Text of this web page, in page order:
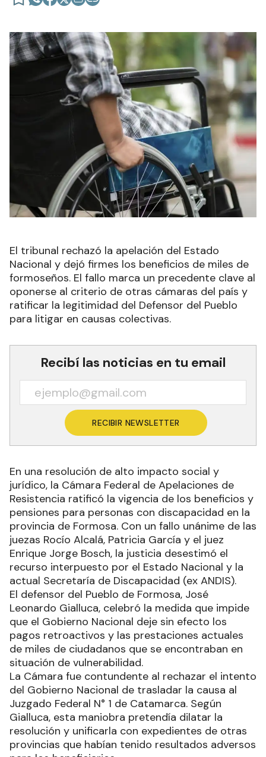
El tribunal rechazó la apelación del Estado
Nacional y dejó firmes los beneficios de miles de
formoseños. El fallo marca un precedente clave al
oponerse al criterio de otras cámaras del país y
ratificar la legitimidad del Defensor del Pueblo
para litigar en causas colectivas.
Recibí las noticias en tu email
RECIBIR NEWSLETTER
En una resolución de alto impacto social y
jurídico, la Cámara Federal de Apelaciones de
Resistencia ratificó la vigencia de los beneficios y
pensiones para personas con discapacidad en la
provincia de Formosa. Con un fallo unánime de las
juezas Rocío Alcalá, Patricia García y el juez
Enrique Jorge Bosch, la justicia desestimó el
recurso interpuesto por el Estado Nacional y la
actual Secretaría de Discapacidad (ex ANDIS).
El defensor del Pueblo de Formosa, José
Leonardo Gialluca, celebró la medida que impide
que el Gobierno Nacional deje sin efecto los
pagos retroactivos y las prestaciones actuales
de miles de ciudadanos que se encontraban en
situación de vulnerabilidad.
La Cámara fue contundente al rechazar el intento
del Gobierno Nacional de trasladar la causa al
Juzgado Federal N° 1 de Catamarca. Según
Gialluca, esta maniobra pretendía dilatar la
resolución y unificarla con expedientes de otras
provincias que habían tenido resultados adversos